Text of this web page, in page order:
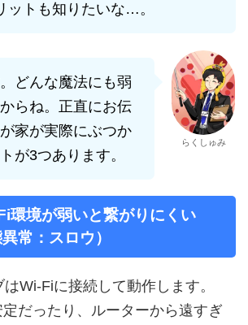
ットも知りたいな…。
どんな魔法にも弱
らね。正直にお伝
家が実際にぶつか
が3つあります。
らくしゅみ
環境が弱いと繋がりにくい
異常：スロウ）
Wi-Fiに接続して動作します。
だったり、ルーターから遠すぎ